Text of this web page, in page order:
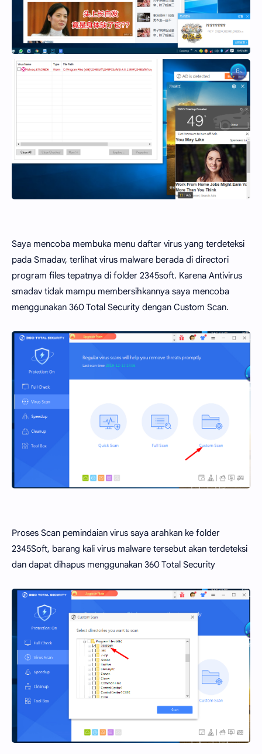
Saya mencoba membuka menu daftar virus yang terdeteksi
pada Smadav, terlihat virus malware berada di directori
program files tepatnya di folder 2345soft. Karena Antivirus
smadav tidak mampu membersihkannya saya mencoba
menggunakan 360 Total Security dengan Custom Scan.
Proses Scan pemindaian virus saya arahkan ke folder
2345Soft, barang kali virus malware tersebut akan terdeteksi
dan dapat dihapus menggunakan 360 Total Security